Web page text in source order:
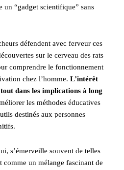
un “gadget scientifique” sans
défendent avec ferveur ces
sur le cerveau des rats
comprendre le fonctionnement
chez l’homme. L’intérêt
dans les implications à long
les méthodes éducatives
destinés aux personnes
s’émerveille souvent de telles
comme un mélange fascinant de